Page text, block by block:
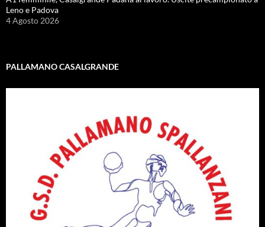
Leno e Padova
4 Agosto 2026
PALLAMANO CASALGRANDE